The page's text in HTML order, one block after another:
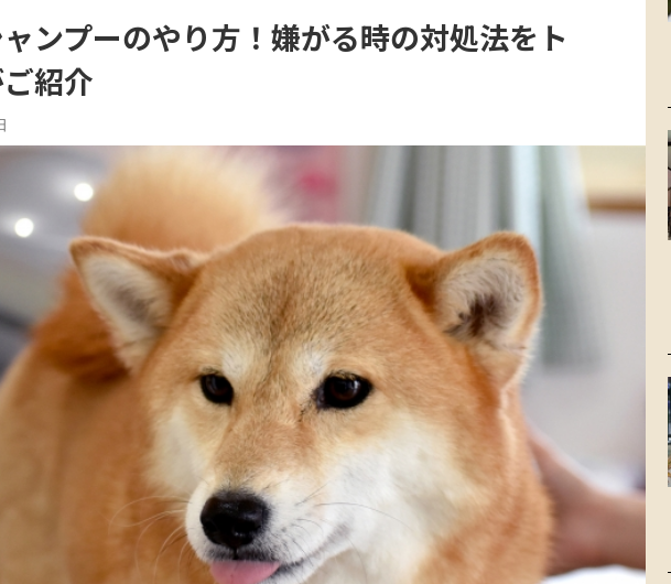
ンプーのやり方！嫌がる時の対処法をト
紹介